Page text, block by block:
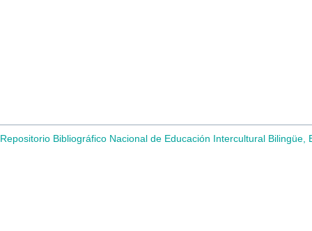
Repositorio Bibliográfico Nacional de Educación Intercultural